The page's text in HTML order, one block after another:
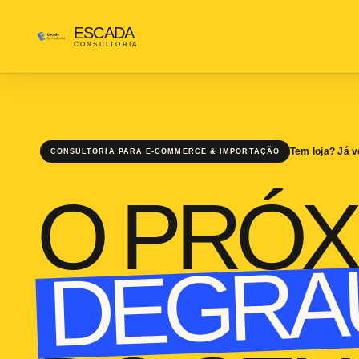
ESCADA
CONSULTORIA
CONSULTORIA PARA E-COMMERCE & IMPORTAÇÃO Tem loja? Já
O